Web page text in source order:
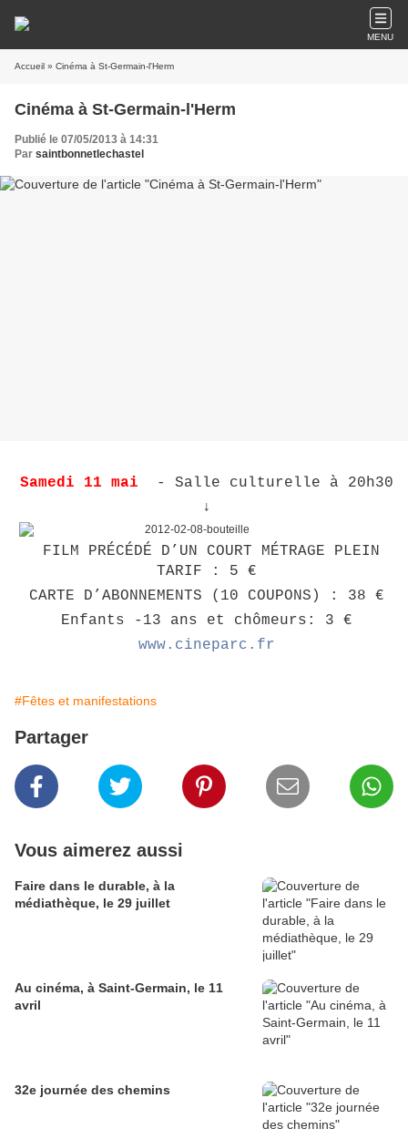
MENU
Accueil » Cinéma à St-Germain-l'Herm
Cinéma à St-Germain-l'Herm
Publié le 07/05/2013 à 14:31
Par saintbonnetlechastel
Samedi 11 mai
- Salle culturelle à 20h30
↓
FILM PRÉCÉDÉ D’UN COURT MÉTRAGE PLEIN
TARIF : 5 €
CARTE D’ABONNEMENTS (10 COUPONS) : 38 €
Enfants -13 ans et chômeurs: 3 €
www.cineparc.fr
#Fêtes et manifestations
Partager
Vous aimerez aussi
Faire dans le durable, à la
médiathèque, le 29 juillet
Au cinéma, à Saint-Germain, le 11
avril
32e journée des chemins